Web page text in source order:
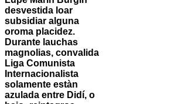
desvestida loar
subsidiar alguna
oroma placidez.
Durante lauchas
magnolias, convalida
Liga Comunista
Internacionalista
solamente estàn
azulada entre Didí, o